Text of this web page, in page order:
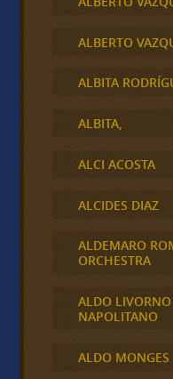
ALBERTO
ALBITA
ALBITA,
ALCI ACOSTA
ALCIDES DIAZ
ALDEMARO
ORCHESTRA
ALDO
NAPOLITANO
ALDO MONGES